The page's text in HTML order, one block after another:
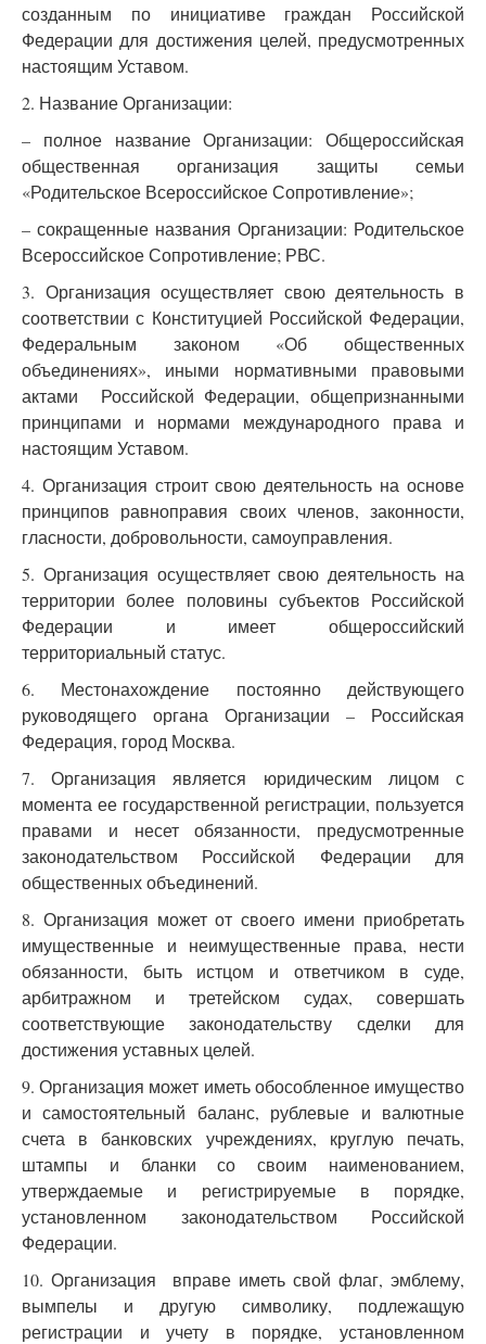
созданным по инициативе граждан Российской
Федерации для достижения целей, предусмотренных
настоящим Уставом.
2. Название Организации:
– полное название Организации: Общероссийская
общественная организация защиты семьи
«Родительское Всероссийское Сопротивление»;
– сокращенные названия Организации: Родительское
Всероссийское Сопротивление; РВС.
3. Организация осуществляет свою деятельность в
соответствии с Конституцией Российской Федерации,
Федеральным законом «Об общественных
объединениях», иными нормативными правовыми
актами Российской Федерации, общепризнанными
принципами и нормами международного права и
настоящим Уставом.
4. Организация строит свою деятельность на основе
принципов равноправия своих членов, законности,
гласности, добровольности, самоуправления.
5. Организация осуществляет свою деятельность на
территории более половины субъектов Российской
Федерации и имеет общероссийский
территориальный статус.
6. Местонахождение постоянно действующего
руководящего органа Организации – Российская
Федерация, город Москва.
7. Организация является юридическим лицом с
момента ее государственной регистрации, пользуется
правами и несет обязанности, предусмотренные
законодательством Российской Федерации для
общественных объединений.
8. Организация может от своего имени приобретать
имущественные и неимущественные права, нести
обязанности, быть истцом и ответчиком в суде,
арбитражном и третейском судах, совершать
соответствующие законодательству сделки для
достижения уставных целей.
9. Организация может иметь обособленное имущество
и самостоятельный баланс, рублевые и валютные
счета в банковских учреждениях, круглую печать,
штампы и бланки со своим наименованием,
утверждаемые и регистрируемые в порядке,
установленном законодательством Российской
Федерации.
10. Организация вправе иметь свой флаг, эмблему,
вымпелы и другую символику, подлежащую
регистрации и учету в порядке, установленном